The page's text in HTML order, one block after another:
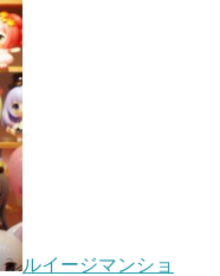
ルイージマンショ